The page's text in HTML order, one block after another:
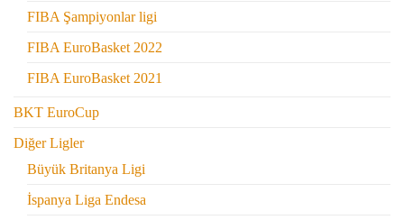
FIBA Şampiyonlar ligi
FIBA EuroBasket 2022
FIBA EuroBasket 2021
BKT EuroCup
Diğer Ligler
Büyük Britanya Ligi
İspanya Liga Endesa